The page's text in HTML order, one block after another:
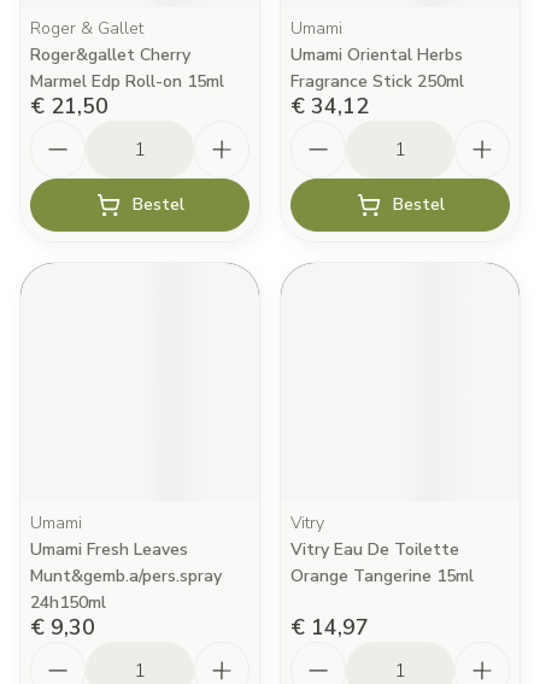
Roger & Gallet
Roger&gallet Cherry
Marmel Edp Roll-on 15ml
€ 21,50
Bestel
Umami
Umami Oriental Herbs
Fragrance Stick 250ml
€ 34,12
Bestel
Umami
Umami Fresh Leaves
Munt&gemb.a/pers.spray
24h150ml
€ 9,30
Vitry
Vitry Eau De Toilette
Orange Tangerine 15ml
€ 14,97